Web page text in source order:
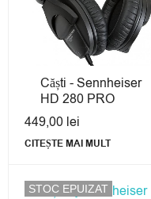
Căști - Sennheiser
HD 280 PRO
449,00 lei
CITEȘTE MAI MULT
STOC EPUIZAT